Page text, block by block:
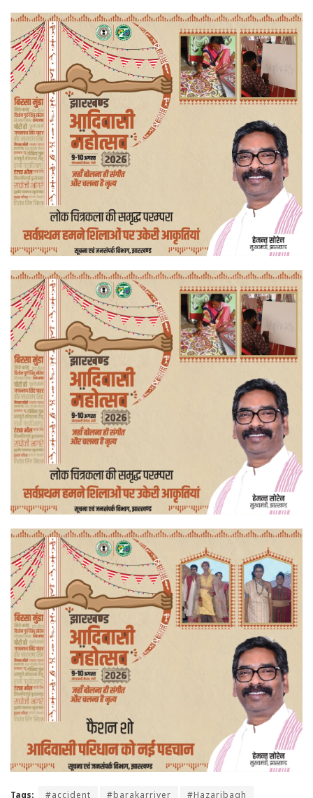
Tags: #accident #barakarriver #Hazaribagh